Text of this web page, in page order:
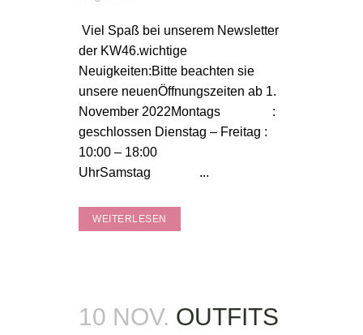
Viel Spaß bei unserem Newsletter
der KW46.wichtige
Neuigkeiten:Bitte beachten sie
unsere neuenÖffnungszeiten ab 1.
November 2022Montags :
geschlossen Dienstag – Freitag :
10:00 – 18:00
UhrSamstag ...
WEITERLESEN
10 NOV. OUTFITS